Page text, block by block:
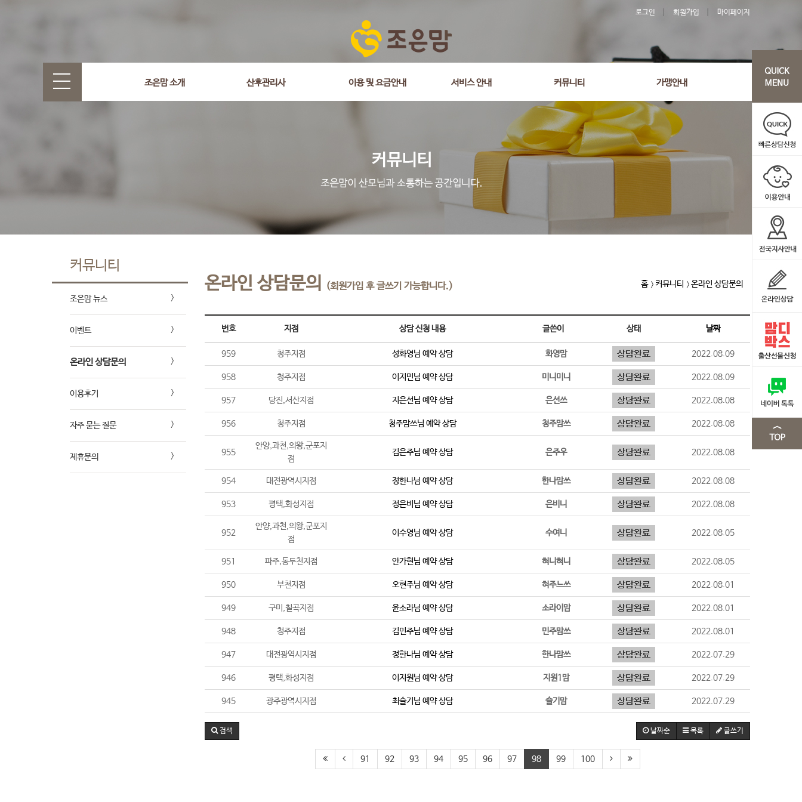
로그인 회원가입 마이페이지
조은맘 소개 산후관리사 이용 및 요금안내 서비스 안내 커뮤니티 가맹안내
커뮤니티
조은맘 뉴스
이벤트
온라인 상담문의
이용후기
자주 묻는 질문
제휴문의
온라인 상담문의 (회원가입 후 글쓰기 가능합니다.) 홈 커뮤니티 온라인 상담문의
번호 지점 상담 신청 내용 글쓴이 상태 날짜
959 청주지점 성화영님 예약 상담 화영맘 2022.08.09
958 청주지점 이지민님 예약 상담 미니미니 2022.08.09
957 당진,서산지점 지은선님 예약 상담 은선쓰 2022.08.08
956 청주지점 청주맘쓰님 예약 상담 청주맘쓰 2022.08.08
955
안양,과천,의왕,군포지
점
김은주님 예약 상담 은주우 2022.08.08
954 대전광역시지점 정한나님 예약 상담 한나맘쓰 2022.08.08
953 평택,화성지점 정은비 님 예약 상담 은비니 2022.08.08
952
안양,과천,의왕,군포지
점
이수영님 예약 상담 수여니 2022.08.05
951 파주,동두천지점 안가현님 예약 상담 혀니혀니 2022.08.05
950 부천지점 오현주님 예약 상담 혀주느쓰 2022.08.01
949 구미,칠곡지점 윤소라님 예약 상담 소라이맘 2022.08.01
948 청주지점 김민주님 예약 상담 민주맘쓰 2022.08.01
947 대전광역시지점 정한나님 예약 상담 한나맘쓰 2022.07.29
946 평택,화성지점 이지원님 예약 상담 지원1맘 2022.07.29
945 광주광역시지점 최슬기 님 예약 상담 슬기맘 2022.07.29
날짜순 목록 글쓰기
검색
91 92 93 94 95 96 97 98 99 100